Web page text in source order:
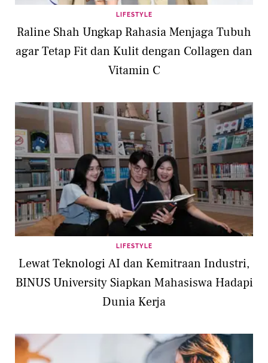
LIFESTYLE
Raline Shah Ungkap Rahasia Menjaga Tubuh
agar Tetap Fit dan Kulit dengan Collagen dan
Vitamin C
LIFESTYLE
Lewat Teknologi AI dan Kemitraan Industri,
BINUS University Siapkan Mahasiswa Hadapi
Dunia Kerja